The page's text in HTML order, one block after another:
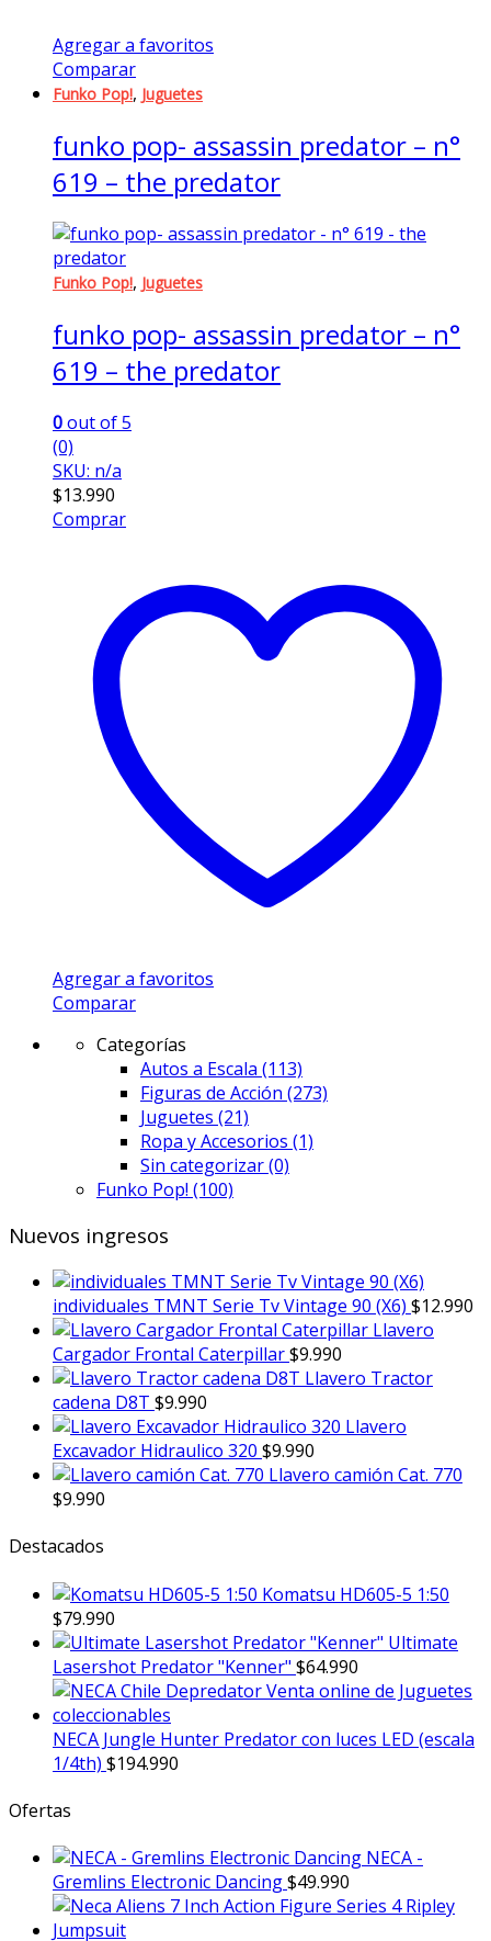
Agregar a favoritos
Comparar
Funko Pop!, Juguetes
funko pop- assassin predator – n°
619 – the predator
Funko Pop!, Juguetes
funko pop- assassin predator – n°
619 – the predator
0out of 5
(0)
SKU: n/a
$13.990
Comprar
Agregar a favoritos
Comparar
Categorías
Autos a Escala (113)
Figuras de Acción (273)
Juguetes (21)
Ropa y Accesorios (1)
Sin categorizar(0)
Funko Pop! (100)
Nuevos ingresos
individuales TMNT Serie Tv Vintage 90 (X6) $12.990
Llavero
Cargador Frontal Caterpillar$9.990
Llavero Tractor
cadena D8T $9.990
Llavero
Excavador Hidraulico 320 $9.990
Llavero camión Cat. 770
$9.990
Destacados
Komatsu HD605-5 1:50
$79.990
Ultimate
Lasershot Predator "Kenner" $64.990
NECA Jungle Hunter Predator con luces LED (escala
1/4th) $194.990
Ofertas
NECA -
Gremlins Electronic Dancing$49.990